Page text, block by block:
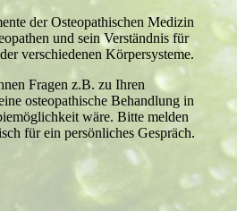
der Osteopathischen Medizin
und sein Verständnis für
verschiedenen Körpersysteme.
Fragen z.B. zu Ihren
osteopathische Behandlung in
wäre. Bitte melden
für ein persönliches Gespräch.